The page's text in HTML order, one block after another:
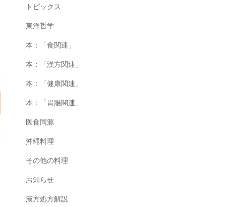
トピックス
東洋哲学
本：「食関連」
本：「漢方関連」
本：「健康関連」
本：「胃腸関連」
医食同源
沖縄料理
その他の料理
お知らせ
漢方処方解説